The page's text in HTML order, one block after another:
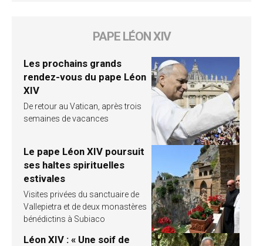
PAPE LÉON XIV
Les prochains grands
rendez-vous du pape Léon
XIV
De retour au Vatican, après trois
semaines de vacances
Le pape Léon XIV poursuit
ses haltes spirituelles
estivales
Visites privées du sanctuaire de
Vallepietra et de deux monastères
bénédictins à Subiaco
Léon XIV : « Une soif de